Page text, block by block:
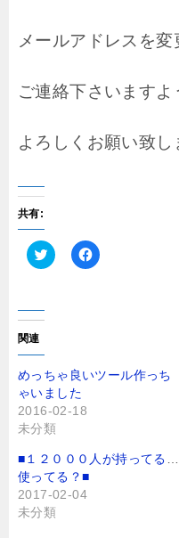
メールアドレスを変
ご連絡下さいますよ
よろしくお願い致し
共有:
ク
し
て
T
i
t
t
e
r
で
共
新
し
い
ウ
ィ
ン
F
共
有
す
る
に
リ
ッ
ク
し
て
関連
めっちゃ良いツール作っち
ゃいました
2016-02-18
未分類
■１２０００人が持ってる●●
使ってる？■
2017-02-04
未分類